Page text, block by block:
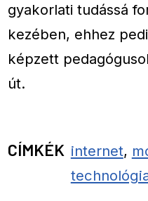
gyakorlati tudássá
kezében, ehhez
képzett
út.
CÍMKÉK internet,